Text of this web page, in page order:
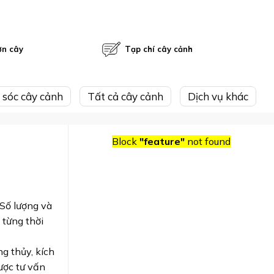
cây Tạp chí cây cảnh
cây cảnh Tất cả cây cảnh Dịch vụ khác
lượng và
từng thời
thủy, kích
tư vấn
Block "feature" not found